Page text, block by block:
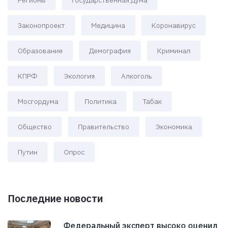
Законопроект Медицина Коронавирус
Образование Демография Криминал
КПРФ Экология Алкоголь
Мосгордума Политика Табак
Общество Правительство Экономика
Путин Опрос
Последние новости
Федеральный эксперт высоко оценил